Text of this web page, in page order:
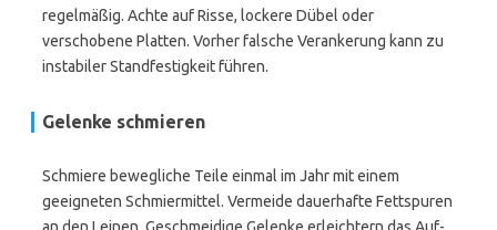
regelmäßig. Achte auf Risse, lockere Dübel oder
verschobene Platten. Vorher falsche Verankerung kann zu
instabiler Standfestigkeit führen.
Gelenke schmieren
Schmiere bewegliche Teile einmal im Jahr mit einem
geeigneten Schmiermittel. Vermeide dauerhafte Fettspuren